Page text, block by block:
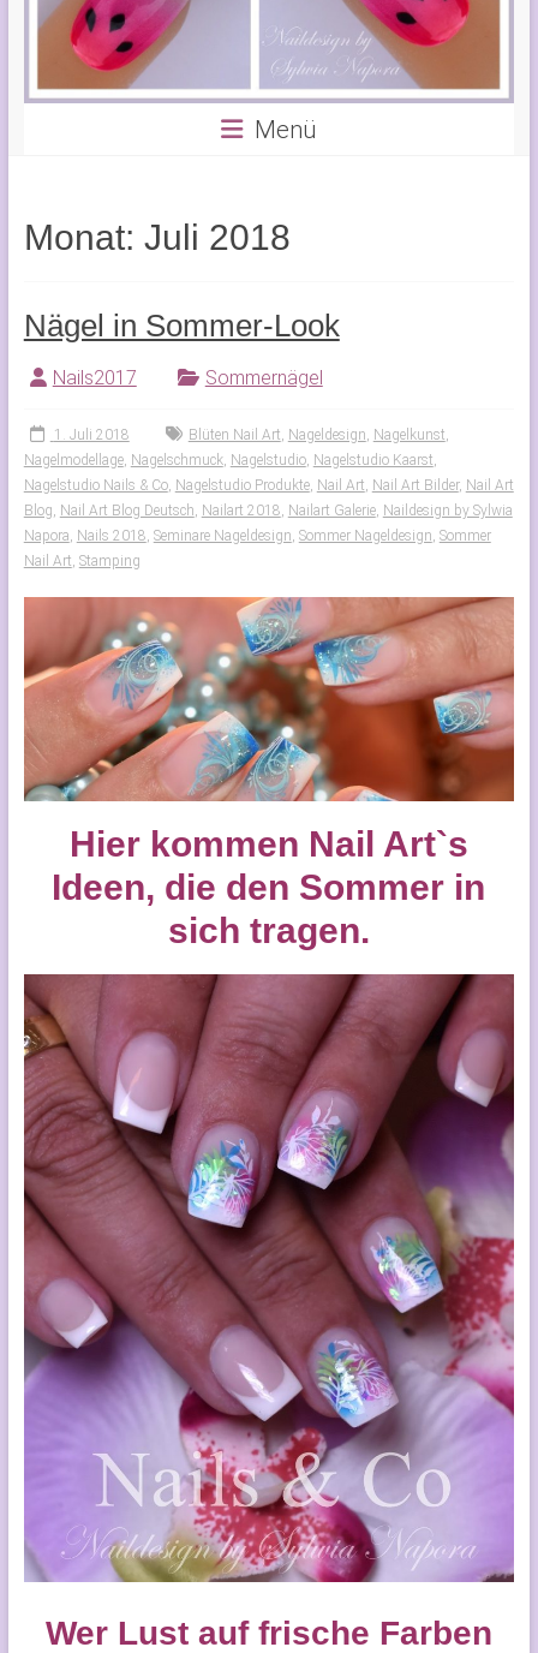
Menü
Monat: Juli 2018
Nägel in Sommer-Look
Nails2017 Sommernägel
1. Juli 2018 Blüten Nail Art, Nageldesign, Nagelkunst,
Nagelmodellage, Nagelschmuck, Nagelstudio, Nagelstudio Kaarst,
Nagelstudio Nails & Co, Nagelstudio Produkte, Nail Art, Nail Art Bilder, Nail Art
Blog, Nail Art Blog Deutsch, Nailart 2018, Nailart Galerie, Naildesign by Sylwia
Napora, Nails 2018, Seminare Nageldesign, Sommer Nageldesign, Sommer
Nail Art, Stamping
Hier kommen Nail Art`s
Ideen, die den Sommer in
sich tragen.
Wer Lust auf frische Farben